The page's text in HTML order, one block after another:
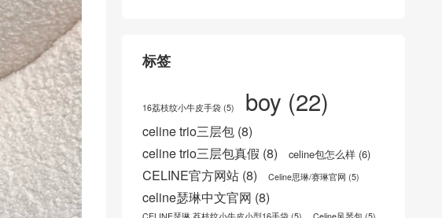
标签
16荔枝纹小牛皮手袋 (5) boy (22)
celine trio三层包 (8)
celine trio三层包真假 (8) celine包怎么样 (6)
CELINE官方网站 (8) Celine思琳/赛琳官网 (5)
celine瑟琳中文官网 (8)